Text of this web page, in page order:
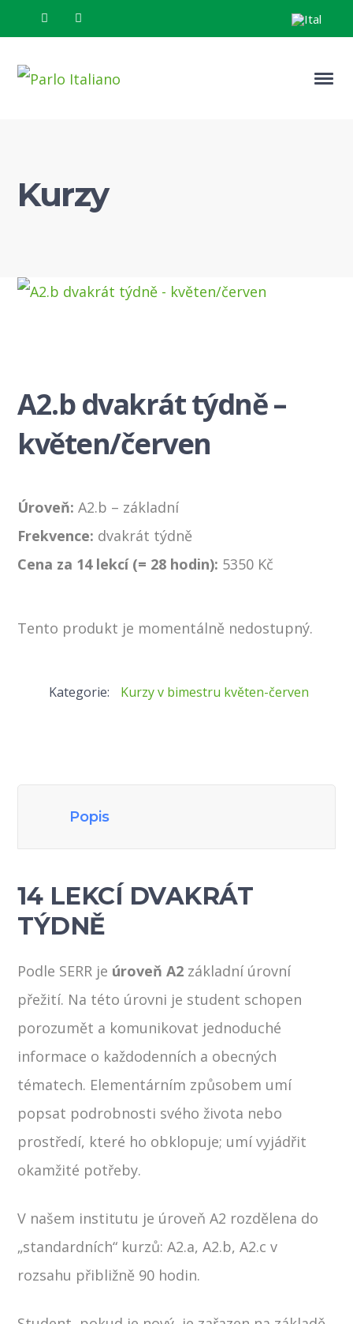
Kurzy
A2.b dvakrát týdně –
květen/červen
Úroveň: A2.b – základní
Frekvence: dvakrát týdně
Cena za 14 lekcí (= 28 hodin): 5350 Kč
Tento produkt je momentálně nedostupný.
Kategorie: Kurzy v bimestru květen-červen
Popis
14 LEKCÍ DVAKRÁT
TÝDNĚ
Podle SERR je úroveň A2 základní úrovní
přežití. Na této úrovni je student schopen
porozumět a komunikovat jednoduché
informace o každodenních a obecných
tématech. Elementárním způsobem umí
popsat podrobnosti svého života nebo
prostředí, které ho obklopuje; umí vyjádřit
okamžité potřeby.
V našem institutu je úroveň A2 rozdělena do
„standardních“ kurzů: A2.a, A2.b, A2.c v
rozsahu přibližně 90 hodin.